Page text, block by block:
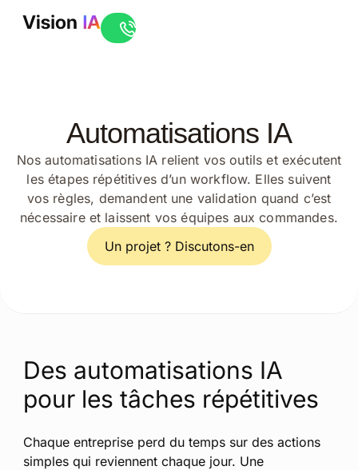
Ouvrir le live chat
Automatisations IA
Nos automatisations IA relient vos outils et exécutent
les étapes répétitives d’un workflow. Elles suivent
vos règles, demandent une validation quand c’est
nécessaire et laissent vos équipes aux commandes.
Un projet ? Discutons-en
Des automatisations IA
pour les tâches répétitives
Chaque entreprise perd du temps sur des actions
simples qui reviennent chaque jour. Une